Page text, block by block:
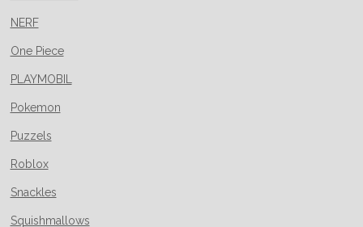
NERF
One Piece
PLAYMOBIL
Pokemon
Puzzels
Roblox
Snackles
Squishmallows